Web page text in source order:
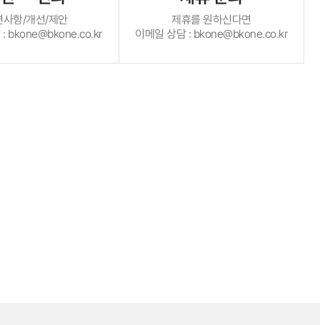
사항/개선/제안
: bkone@bkone.co.kr
제휴를 원하신다면
이메일 상담 : bkone@bkone.co.kr